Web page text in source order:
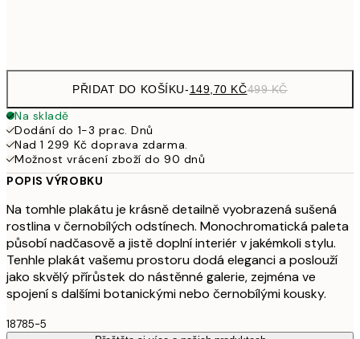
PŘIDAT DO KOŠÍKU-149,70 KČ499 KČ
Na skladě
Dodání do 1-3 prac. Dnů
Nad 1 299 Kč doprava zdarma.
Možnost vrácení zboží do 90 dnů
POPIS VÝROBKU
Na tomhle plakátu je krásně detailně vyobrazená sušená
rostlina v černobílých odstínech. Monochromatická paleta
působí nadčasově a jistě doplní interiér v jakémkoli stylu.
Tenhle plakát vašemu prostoru dodá eleganci a poslouží
jako skvělý přírůstek do nástěnné galerie, zejména ve
spojení s dalšími botanickými nebo černobílými kousky.
18785-5